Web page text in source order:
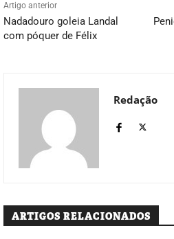
Artigo anterior
Nadadouro goleia Landal
com póquer de Félix
Redação
ARTIGOS RELACIONADOS